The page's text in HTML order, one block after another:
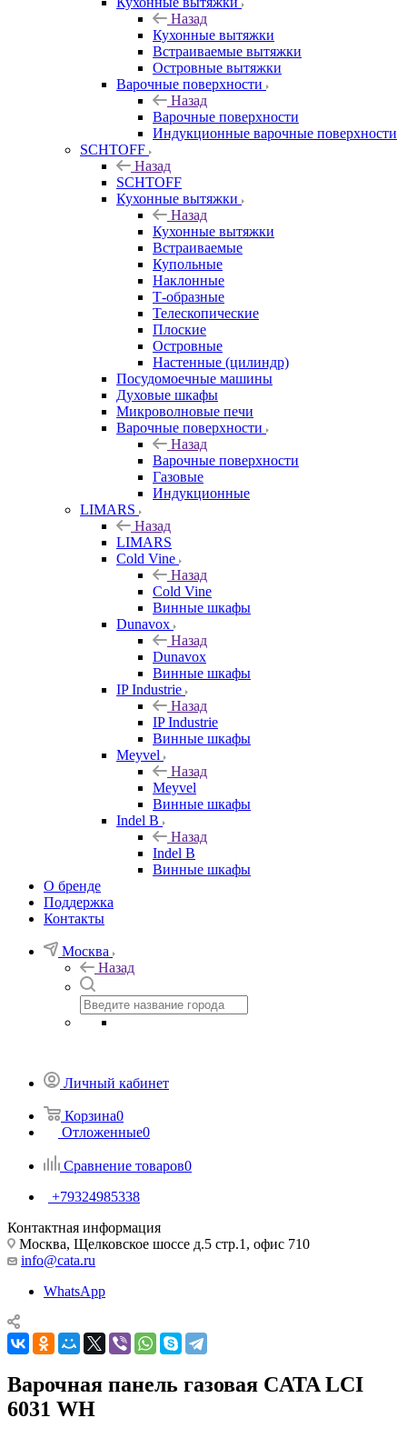
Назад
Кухонные вытяжки
Встраиваемые вытяжки
Островные вытяжки
Варочные поверхности
Назад
Варочные поверхности
Индукционные варочные поверхности
SCHTOFF
Назад
SCHTOFF
Кухонные вытяжки
Назад
Кухонные вытяжки
Встраиваемые
Купольные
Наклонные
Т-образные
Телескопические
Плоские
Островные
Настенные (цилиндр)
Посудомоечные машины
Духовые шкафы
Микроволновые печи
Варочные поверхности
Назад
Варочные поверхности
Газовые
Индукционные
LIMARS
Назад
LIMARS
Cold Vine
Назад
Cold Vine
Винные шкафы
Dunavox
Назад
Dunavox
Винные шкафы
IP Industrie
Назад
IP Industrie
Винные шкафы
Meyvel
Назад
Meyvel
Винные шкафы
Indel B
Назад
Indel B
Винные шкафы
О бренде
Поддержка
Контакты
Москва
Назад
Личный кабинет
Корзина0
Отложенные0
Сравнение товаров0
+79324985338
Контактная информация
Москва, Щелковское шоссе д.5 стр.1, офис 710
info@cata.ru
WhatsApp
Варочная панель газовая CATA LCI
6031 WH